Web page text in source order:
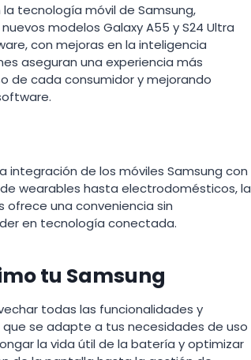
tecnología móvil de Samsung,
modelos Galaxy A55 y S24 Ultra
con mejoras en la inteligencia
aseguran una experiencia más
de cada consumidor y mejorando
integración de los móviles Samsung con
wearables hasta electrodomésticos, la
una conveniencia sin
en tecnología conectada.
tu Samsung
todas las funcionalidades y
se adapte a tus necesidades de uso
la vida útil de la batería y optimizar